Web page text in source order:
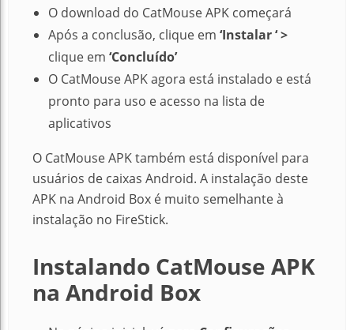
O download do CatMouse APK começará
Após a conclusão, clique em ‘Instalar ‘ >
clique em ‘Concluído’
O CatMouse APK agora está instalado e está
pronto para uso e acesso na lista de
aplicativos
O CatMouse APK também está disponível para
usuários de caixas Android. A instalação deste
APK na Android Box é muito semelhante à
instalação no FireStick.
Instalando CatMouse APK
na Android Box